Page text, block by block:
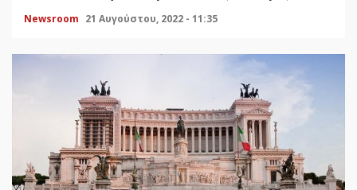
Newsroom 21 Αυγούστου, 2022 - 11:35